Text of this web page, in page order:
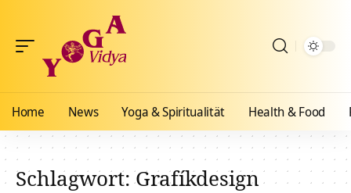
Home News Yoga & Spiritualität Health & Food
Schlagwort:Grafíkdesign